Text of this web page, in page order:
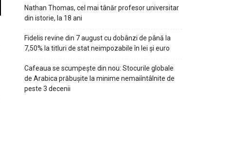
Nathan Thomas, cel mai tânăr profesor universitar
din istorie, la 18 ani
Fidelis revine din 7 august cu dobânzi de până la
7,50% la titluri de stat neimpozabile în lei și euro
Cafeaua se scumpește din nou: Stocurile globale
de Arabica prăbușite la minime nemaiîntâlnite de
peste 3 decenii